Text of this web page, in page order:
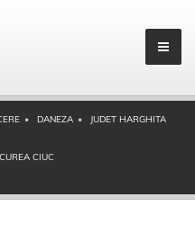
DANEZA JUDET HARGHITA
CIUC